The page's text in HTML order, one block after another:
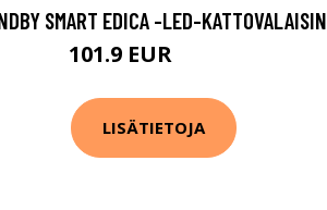
SMART EDICA -LED-KATTOVALAISIN
101.9 EUR
LISÄTIETOJA